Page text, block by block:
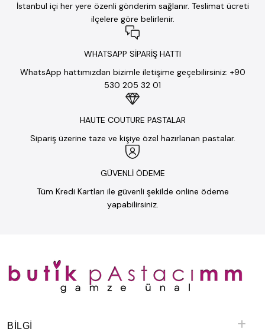
İstanbul içi her yere özenli gönderim sağlanır. Teslimat ücreti
ilçelere göre belirlenir.
WHATSAPP SİPARİŞ HATTI
WhatsApp hattımızdan bizimle iletişime geçebilirsiniz: +90
530 205 32 01
HAUTE COUTURE PASTALAR
Sipariş üzerine taze ve kişiye özel hazırlanan pastalar.
GÜVENLİ ÖDEME
Tüm Kredi Kartları ile güvenli şekilde online ödeme
yapabilirsiniz.
BILGI